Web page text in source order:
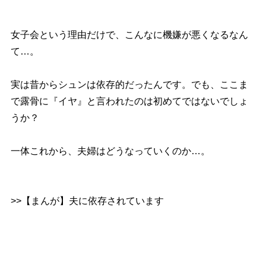
女子会という理由だけで、こんなに機嫌が悪くなるなん
て…。
実は昔からシュンは依存的だったんです。でも、ここま
で露骨に『イヤ』と言われたのは初めてではないでしょ
うか？
一体これから、夫婦はどうなっていくのか…。
>>【まんが】夫に依存されています